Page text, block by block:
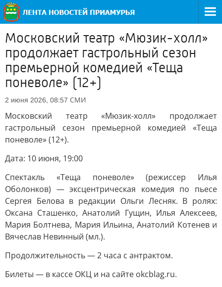
Московский театр «Мюзик-холл»
продолжает гастрольный сезон
премьерной комедией «Теща
поневоле» (12+)
2 июня 2026, 08:57 СМИ
Московский театр «Мюзик-холл» продолжает
гастрольный сезон премьерной комедией «Теща
поневоле» (12+).
Дата: 10 июня, 19:00
Спектакль «Теща поневоле» (режиссер Илья
Оболонков) — эксцентрическая комедия по пьесе
Сергея Белова в редакции Ольги Лесняк. В ролях:
Оксана Сташенко, Анатолий Гущин, Илья Алексеев,
Мария Болтнева, Мария Ильина, Анатолий Котенев и
Вячеслав Невинный (мл.).
Продолжительность — 2 часа с антрактом.
Билеты — в кассе ОКЦ и на сайте okcblag.ru.